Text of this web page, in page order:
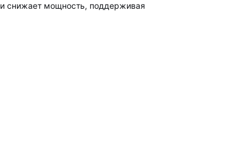
снижает мощность, поддерживая